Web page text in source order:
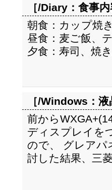
［/Diary： 食事
朝食：カップ焼
昼食：麦ご飯、
夕食：寿司、焼
［/Windows： 液
前から
ディスプレイを
ので、 グレアパ
討した結果、三